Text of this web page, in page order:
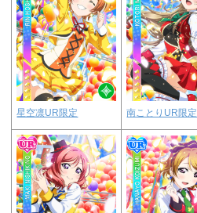
星空凛UR限定 南ことりUR限定